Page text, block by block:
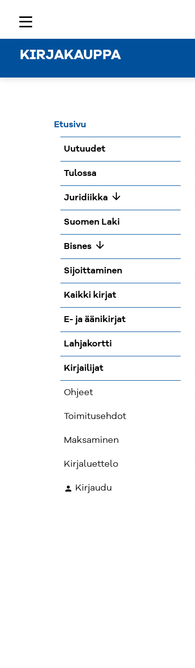
KIRJAKAUPPA
Etusivu
Etusivu
Uutuudet
Tulossa
Juridiikka arrow_downward
Suomen Laki
Bisnes arrow_downward
Sijoittaminen
Kaikki kirjat
E- ja äänikirjat
Lahjakortti
Kirjailijat
Ohjeet
Toimitusehdot
Maksaminen
Kirjaluettelo
Kirjaudu